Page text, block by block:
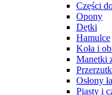
Części
Opony
Dętki
Hamulce
Koła i
Manetki
Osłony
Piasty i